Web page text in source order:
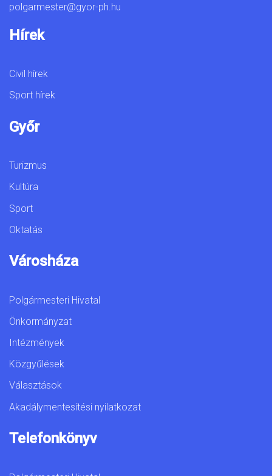
polgarmester@gyor-ph.hu
Hírek
Civil hírek
Sport hírek
Győr
Turizmus
Kultúra
Sport
Oktatás
Városháza
Polgármesteri Hivatal
Önkormányzat
Intézmények
Közgyűlések
Választások
Akadálymentesítési nyilatkozat
Telefonkönyv